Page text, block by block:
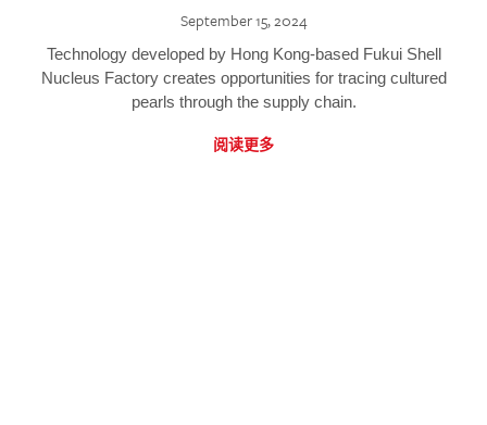
September 15, 2024
Technology developed by Hong Kong-based Fukui Shell
Nucleus Factory creates opportunities for tracing cultured
pearls through the supply chain.
阅读更多